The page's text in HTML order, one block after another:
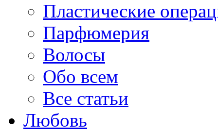
Пластические
Парфюмерия
Волосы
Обо всем
Все статьи
Любовь